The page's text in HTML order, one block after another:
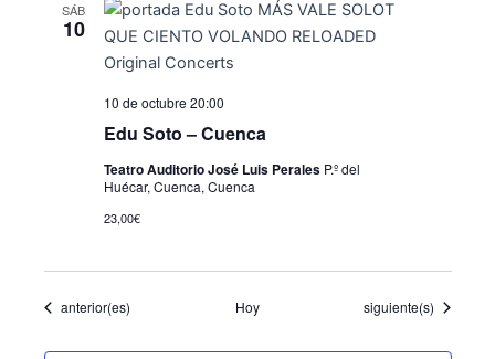
SÁB
10
Edu Soto – Cuenca
10 de octubre 20:00
Teatro Auditorio José Luis Perales P.º del
Huécar, Cuenca, Cuenca
23,00€
Eventos
anterior(es) Hoy Eventos
siguiente(s)